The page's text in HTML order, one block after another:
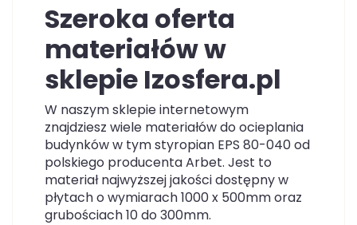
Szeroka oferta
materiałów w
sklepie Izosfera.pl
W naszym sklepie internetowym
znajdziesz wiele materiałów do ocieplania
budynków w tym styropian EPS 80-040 od
polskiego producenta Arbet. Jest to
materiał najwyższej jakości dostępny w
płytach o wymiarach 1000 x 500mm oraz
grubościach 10 do 300mm.